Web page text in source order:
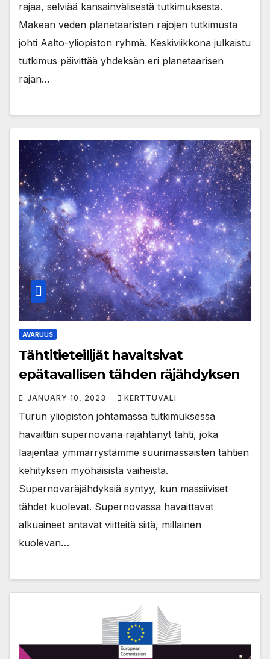
rajaa, selviää kansainvälisestä tutkimuksesta.
Makean veden planetaaristen rajojen tutkimusta
johti Aalto-yliopiston ryhmä. Keskiviikkona julkaistu
tutkimus päivittää yhdeksän eri planetaarisen
rajan…
AVARUUS
Tähtitieteilijät havaitsivat
epätavallisen tähden räjähdyksen
JANUARY 10, 2023 KERTTUVALI
Turun yliopiston johtamassa tutkimuksessa
havaittiin supernovana räjähtänyt tähti, joka
laajentaa ymmärrystämme suurimassaisten tähtien
kehityksen myöhäisistä vaiheista.
Supernovaräjähdyksiä syntyy, kun massiiviset
tähdet kuolevat. Supernovassa havaittavat
alkuaineet antavat viitteitä siitä, millainen
kuolevan…